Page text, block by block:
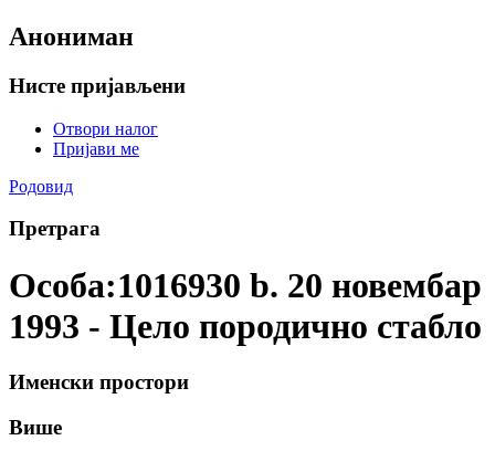
Анониман
Нисте пријављени
Отвори налог
Пријави ме
Родовид
Претрага
Особа:1016930 b. 20 новембар
1993 - Цело породично стабло
Именски простори
Више